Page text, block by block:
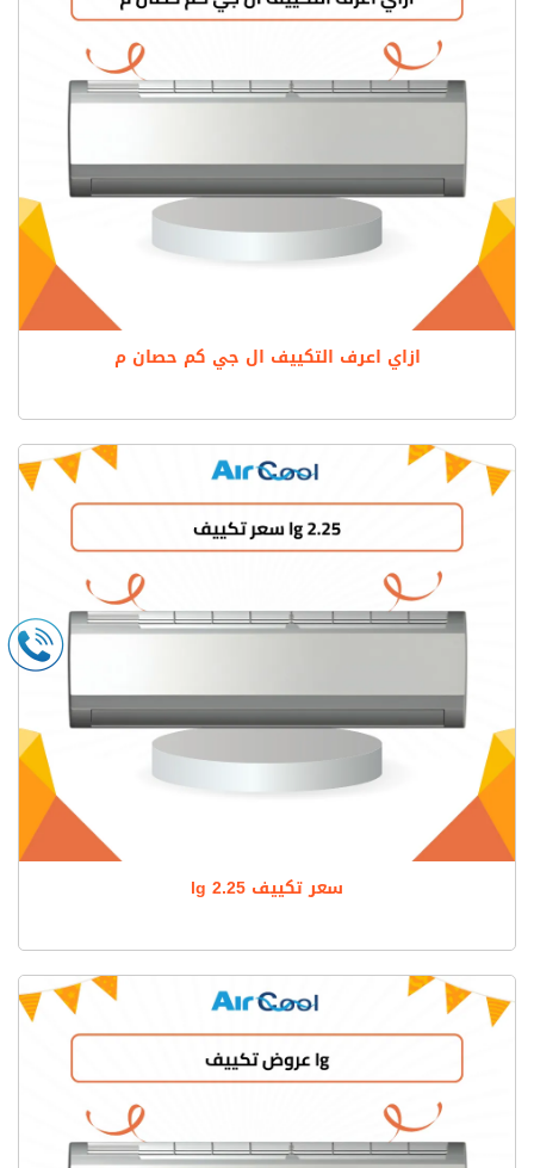
ازاي اعرف التكييف ال جي كم حصان م
سعر تكييف lg 2.25